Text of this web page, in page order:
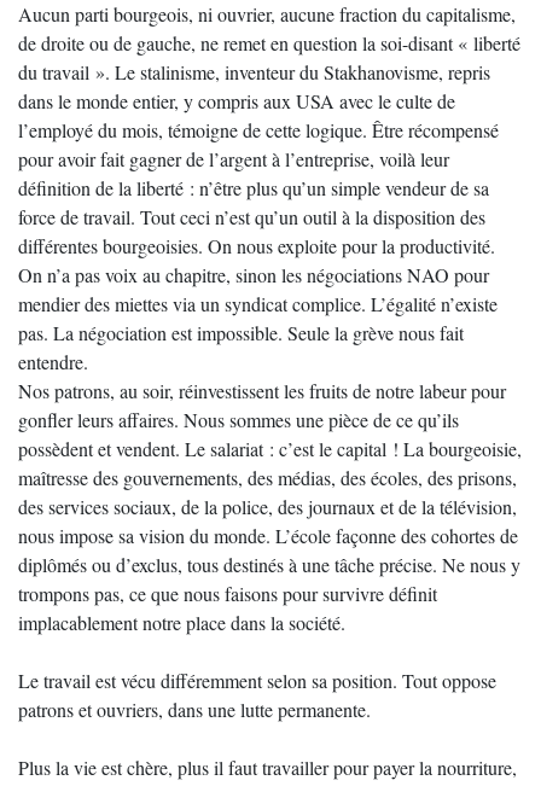
Aucun parti bourgeois, ni ouvrier, aucune fraction du capitalisme,
de droite ou de gauche, ne remet en question la soi-disant « liberté
du travail ». Le stalinisme, inventeur du Stakhanovisme, repris
dans le monde entier, y compris aux USA avec le culte de
l’employé du mois, témoigne de cette logique. Être récompensé
pour avoir fait gagner de l’argent à l’entreprise, voilà leur
définition de la liberté : n’être plus qu’un simple vendeur de sa
force de travail. Tout ceci n’est qu’un outil à la disposition des
différentes bourgeoisies. On nous exploite pour la productivité.
On n’a pas voix au chapitre, sinon les négociations NAO pour
mendier des miettes via un syndicat complice. L’égalité n’existe
pas. La négociation est impossible. Seule la grève nous fait
entendre.
Nos patrons, au soir, réinvestissent les fruits de notre labeur pour
gonfler leurs affaires. Nous sommes une pièce de ce qu’ils
possèdent et vendent. Le salariat : c’est le capital ! La bourgeoisie,
maîtresse des gouvernements, des médias, des écoles, des prisons,
des services sociaux, de la police, des journaux et de la télévision,
nous impose sa vision du monde. L’école façonne des cohortes de
diplômés ou d’exclus, tous destinés à une tâche précise. Ne nous y
trompons pas, ce que nous faisons pour survivre définit
implacablement notre place dans la société.
Le travail est vécu différemment selon sa position. Tout oppose
patrons et ouvriers, dans une lutte permanente.
Plus la vie est chère, plus il faut travailler pour payer la nourriture,